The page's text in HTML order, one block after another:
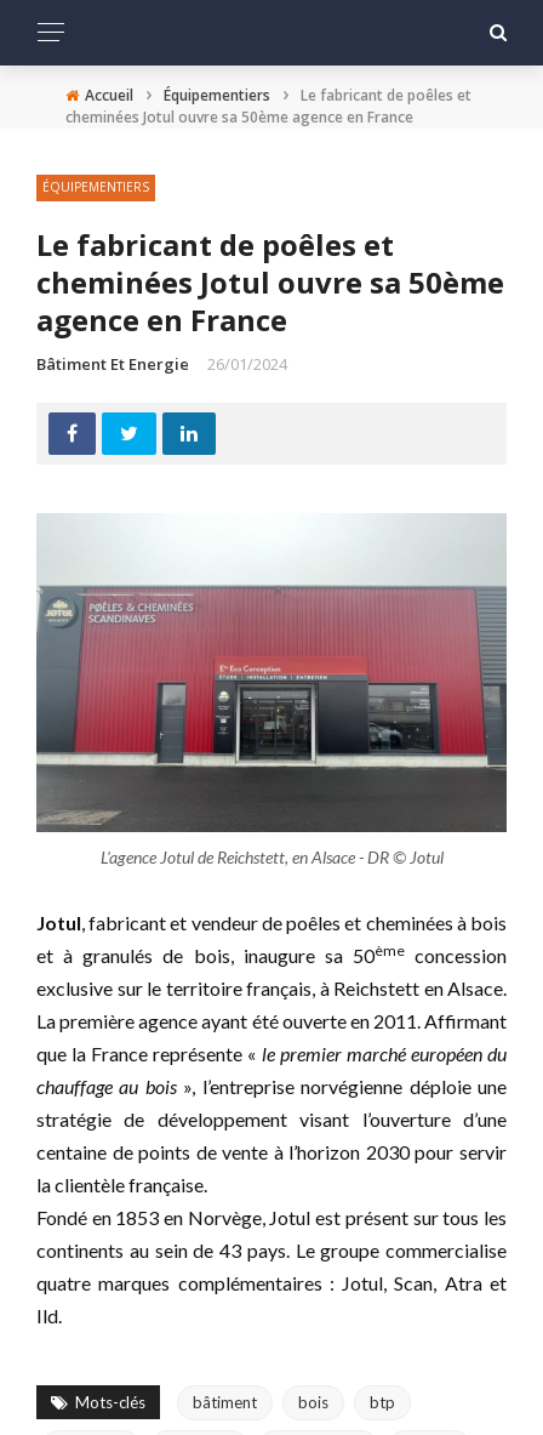
Accueil › Équipementiers › Le fabricant de poêles et
cheminées Jotul ouvre sa 50ème agence en France
ÉQUIPEMENTIERS
Le fabricant de poêles et
cheminées Jotul ouvre sa 50ème
agence en France
Bâtiment Et Energie 26/01/2024
L'agence Jotul de Reichstett, en Alsace - DR © Jotul
Jotul, fabricant et vendeur de poêles et cheminées à bois
et à granulés de bois, inaugure sa 50èmeconcession
exclusive sur le territoire français, à Reichstett en Alsace.
La première agence ayant été ouverte en 2011. Affirmant
que la France représente « le premier marché européen du
chauffage au bois», l’entreprise norvégienne déploie une
stratégie de développement visant l’ouverture d’une
centaine de points de vente à l’horizon 2030 pour servir
la clientèle française.
Fondé en 1853 en Norvège, Jotul est présent sur tous les
continents au sein de 43 pays. Le groupe commercialise
quatre marques complémentaires : Jotul, Scan, Atra et
Ild.
Mots-clés bâtiment bois btp